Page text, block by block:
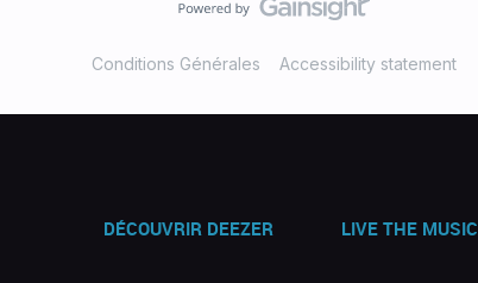
Conditions Générales Accessibility statement
DÉCOUVRIR DEEZER LIVE THE MUSIC